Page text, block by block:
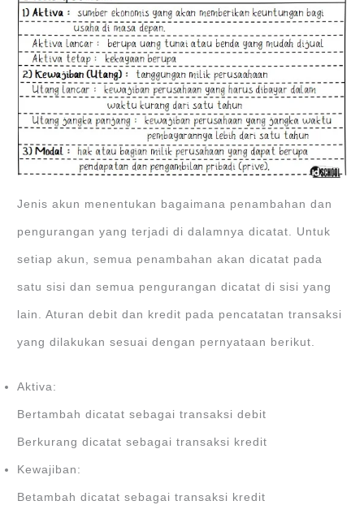
Jenis akun menentukan bagaimana penambahan dan
pengurangan yang terjadi di dalamnya dicatat. Untuk
setiap akun, semua penambahan akan dicatat pada
satu sisi dan semua pengurangan dicatat di sisi yang
lain. Aturan debit dan kredit pada pencatatan transaksi
yang dilakukan sesuai dengan pernyataan berikut.
Aktiva:
Bertambah dicatat sebagai transaksi debit
Berkurang dicatat sebagai transaksi kredit
Kewajiban:
Betambah dicatat sebagai transaksi kredit